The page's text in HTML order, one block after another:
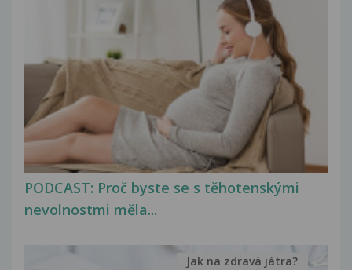
PODCAST: Proč byste se s těhotenskými
nevolnostmi měla...
Jak na zdravá játra?